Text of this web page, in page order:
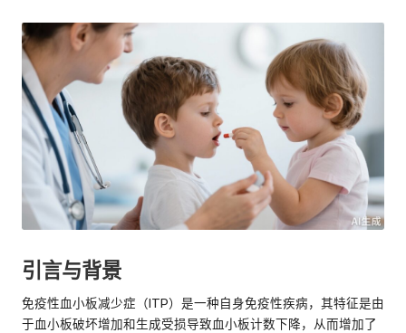
引言与背景
免疫性血小板减少症（ITP）是一种自身免疫性疾病，其特征是由
于血小板破坏增加和生成受损导致血小板计数下降，从而增加了